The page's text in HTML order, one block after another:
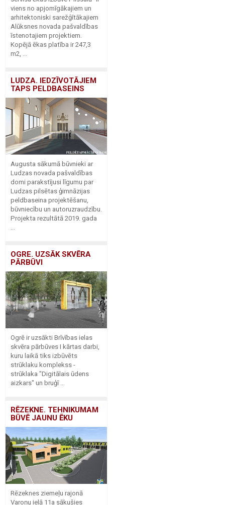
viens no apjomīgākajiem un
arhitektoniski sarežģītākajiem
Alūksnes novada pašvaldības
īstenotajiem projektiem.
Kopējā ēkas platība ir 247,3
m2, ...
LUDZA. IEDZĪVOTĀJIEM
TAPS PELDBASEINS
Augusta sākumā būvnieki ar
Ludzas novada pašvaldības
domi parakstījusi līgumu par
Ludzas pilsētas ģimnāzijas
peldbaseina projektēšanu,
būvniecību un autoruzraudzību.
Projekta rezultātā 2019. gada
...
OGRE. UZSĀK SKVĒRA
PĀRBŪVI
Ogrē ir uzsākti Brīvības ielas
skvēra pārbūves I kārtas darbi,
kuru laikā tiks izbūvēts
strūklaku komplekss -
strūklaka "Digitālais ūdens
aizkars" un bruģī ...
RĒZEKNE. TEHNIKUMAM
BŪVĒ JAUNU ĒKU
Rēzeknes ziemeļu rajonā
Varoņu ielā 11а sākušies